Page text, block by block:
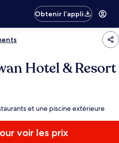
Obtenir l’appli
Hotel & Resort
et une piscine extérieure
voir les prix